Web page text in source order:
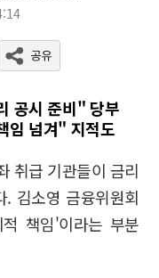
공시 준비" 당부
임 넘겨" 지적도
취급 기관들이 금리
김소영 금융위원회
책임'이라는 부분